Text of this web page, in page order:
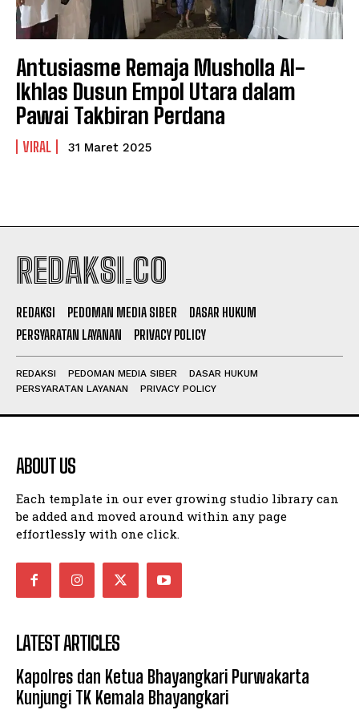
Antusiasme Remaja Musholla Al-
Ikhlas Dusun Empol Utara dalam
Pawai Takbiran Perdana
VIRAL 31 Maret 2025
REDAKSI.CO
REDAKSI PEDOMAN MEDIA SIBER
DASAR HUKUM
PERSYARATAN LAYANAN
PRIVACY POLICY
REDAKSI PEDOMAN MEDIA SIBER
DASAR HUKUM
PERSYARATAN LAYANAN
PRIVACY POLICY
ABOUT US
Each template in our ever growing studio library can
be added and moved around within any page
effortlessly with one click.
LATEST ARTICLES
Kapolres dan Ketua Bhayangkari Purwakarta
Kunjungi TK Kemala Bhayangkari